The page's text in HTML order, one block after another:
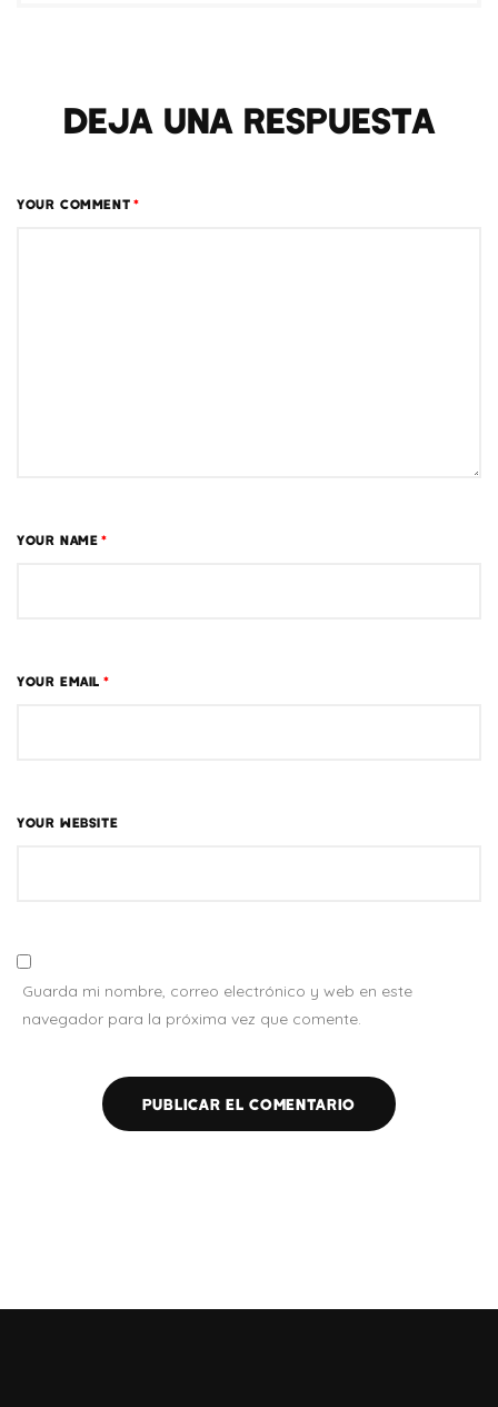
Deja una respuesta
YOUR COMMENT *
YOUR NAME *
YOUR EMAIL *
YOUR WEBSITE
Guarda mi nombre, correo electrónico y web en este
navegador para la próxima vez que comente.